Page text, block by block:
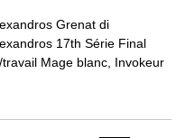
Grenat di
17th Série Final
Mage blanc, Invokeur